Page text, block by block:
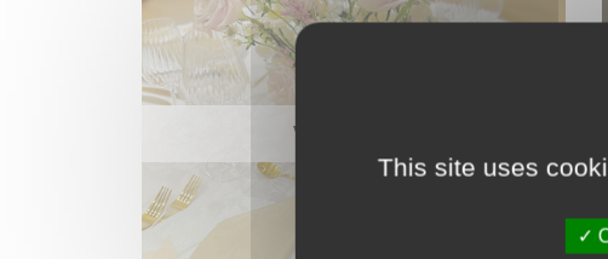
VAISSELLE
This site uses